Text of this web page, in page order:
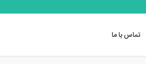
تماس با ما